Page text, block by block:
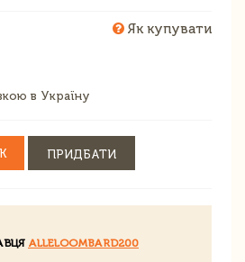
Як купувати
в Україну
ПРИДБАТИ
ALLELOOMBARD200